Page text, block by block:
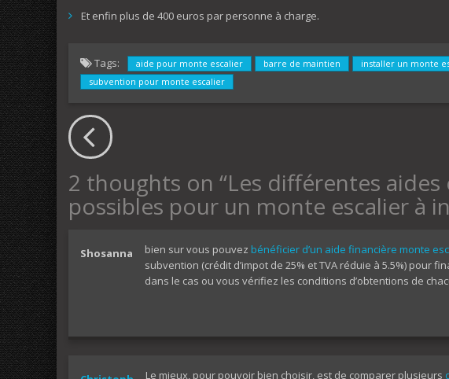
Et enfin plus de 400 euros par personne à charge.
Tags: aide pour monte escalier barre de maintien installer un monte
subvention pour monte escalier
2 thoughts on “Les différentes
possibles pour un monte escalier à
Shosanna bien sur vous pouvez bénéficier d’un aide financière monte
subvention (crédit d’impot de 25% et TVA réduie à 5.5%) pour
dans le cas ou vous vérifiez les conditions d’obtentions de
Le mieux, pour pouvoir bien choisir, est de comparer plusieurs